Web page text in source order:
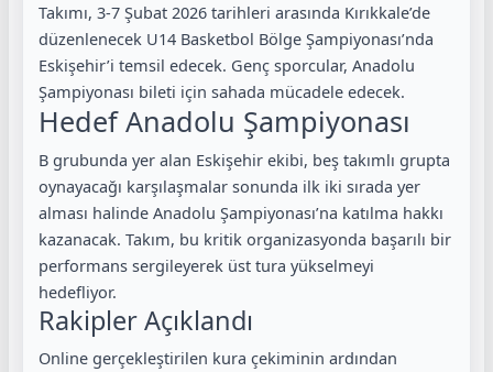
Takımı, 3-7 Şubat 2026 tarihleri arasında Kırıkkale’de
düzenlenecek U14 Basketbol Bölge Şampiyonası’nda
Eskişehir’i temsil edecek. Genç sporcular, Anadolu
Şampiyonası bileti için sahada mücadele edecek.
Hedef Anadolu Şampiyonası
B grubunda yer alan Eskişehir ekibi, beş takımlı grupta
oynayacağı karşılaşmalar sonunda ilk iki sırada yer
alması halinde Anadolu Şampiyonası’na katılma hakkı
kazanacak. Takım, bu kritik organizasyonda başarılı bir
performans sergileyerek üst tura yükselmeyi
hedefliyor.
Rakipler Açıklandı
Online gerçekleştirilen kura çekiminin ardından